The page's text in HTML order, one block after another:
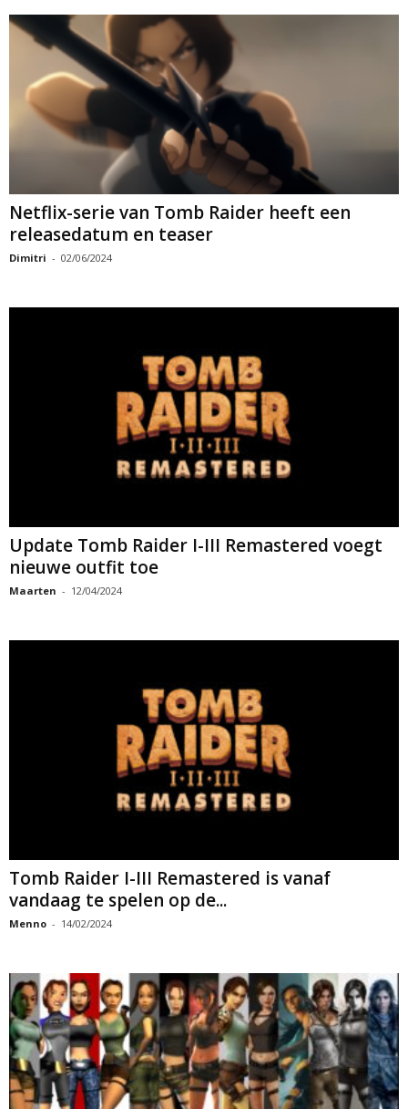
Netflix-serie van Tomb Raider heeft een
releasedatum en teaser
Dimitri - 02/06/2024
Update Tomb Raider I-III Remastered voegt
nieuwe outfit toe
Maarten - 12/04/2024
Tomb Raider I-III Remastered is vanaf
vandaag te spelen op de...
Menno - 14/02/2024